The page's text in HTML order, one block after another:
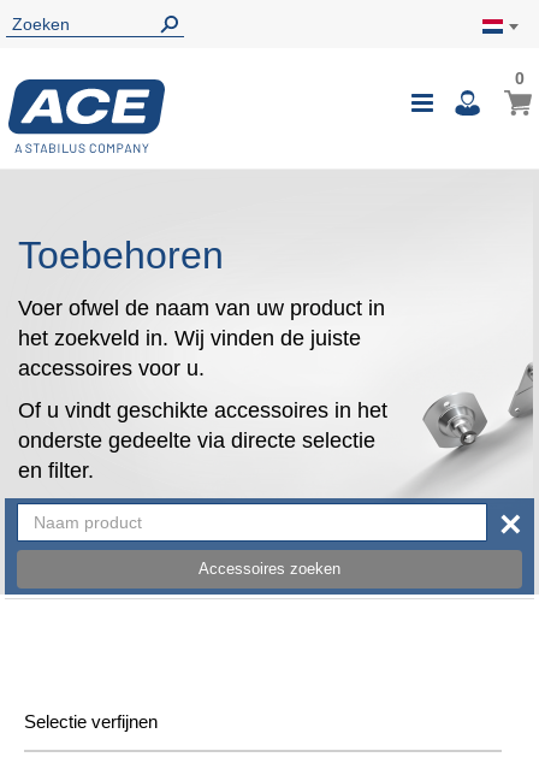
Toggle
00
Toebehoren
Voer ofwel de naam van uw product in
het zoekveld in. Wij vinden de juiste
accessoires voor u.
Of u vindt geschikte accessoires in het
onderste gedeelte via directe selectie
en filter.
Accessoires zoeken
×
Selectie verfijnen